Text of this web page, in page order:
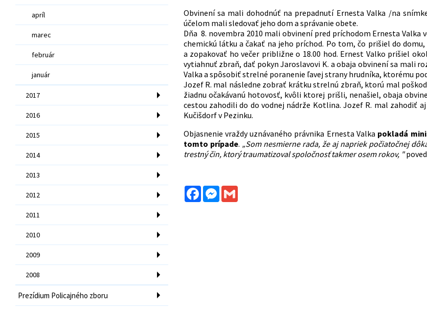
apríl
marec
február
január
2017
2016
2015
2014
2013
2012
2011
2010
2009
2008
Prezídium Policajného zboru
Obvinení sa mali dohodnúť na prepadnutí Ernesta Valka /na
účelom mali sledovať jeho dom a správanie obete.
Dňa 8. novembra 2010 mali obvinení pred príchodom Ernesta
chemickú látku a čakať na jeho príchod. Po tom, čo prišiel do
a zopakovať ho večer približne o 18.00 hod. Ernest Valko prišiel
vytiahnuť zbraň, dať pokyn Jaroslavovi K. a obaja obvinení sa mali
Valka a spôsobiť strelné poranenie ľavej strany hrudníka, ktorému
Jozef R. mal následne zobrať krátku strelnú zbraň, ktorú mal
žiadnu očakávanú hotovosť, kvôli ktorej prišli, nenašiel, obaja
cestou zahodili do do vodnej nádrže Kotlina. Jozef R. mal zahodiť
Kučišdorf v Pezinku.
Objasnenie vraždy uznávaného právnika Ernesta Valka pokladá
tomto prípade. „Som nesmierne rada, že aj napriek počiatočnej
trestný čin, ktorý traumatizoval spoločnosť takmer osem rokov, "
FacebookMessenger
Gmail